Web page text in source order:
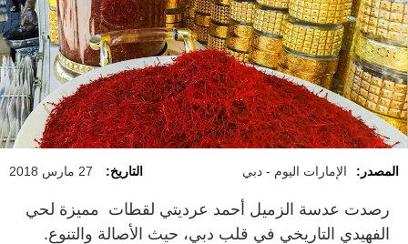
المصدر: الإمارات اليوم - دبي التاريخ: 27 مارس 2018
رصدت عدسة الزميل أحمد عرديتي لقطات مميزة لحي
الفهيدي التاريخي في قلب دبي، حيث الأصالة والتنوع.